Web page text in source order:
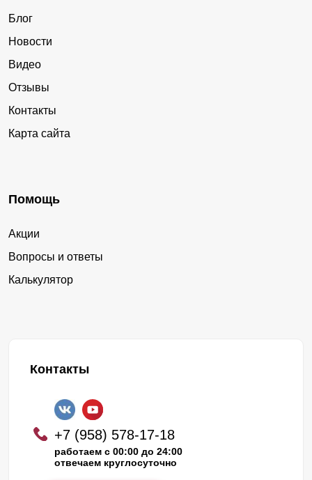
Блог
Новости
Видео
Отзывы
Контакты
Карта сайта
Помощь
Акции
Вопросы и ответы
Калькулятор
Контакты
+7 (958) 578-17-18
работаем с 00:00 до 24:00
отвечаем круглосуточно